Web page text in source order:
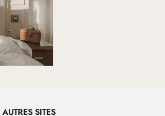
AUTRES SITES